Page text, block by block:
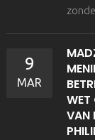
9
MAR
WET
VAN